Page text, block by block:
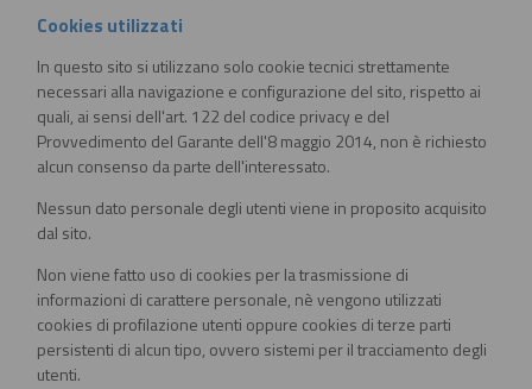
Cookies utilizzati
In questo sito si utilizzano solo cookie tecnici strettamente
necessari alla navigazione e configurazione del sito, rispetto ai
quali, ai sensi dell'art. 122 del codice privacy e del
Provvedimento del Garante dell'8 maggio 2014, non è richiesto
alcun consenso da parte dell'interessato.
Nessun dato personale degli utenti viene in proposito acquisito
dal sito.
Non viene fatto uso di cookies per la trasmissione di
informazioni di carattere personale, nè vengono utilizzati
cookies di profilazione utenti oppure cookies di terze parti
persistenti di alcun tipo, ovvero sistemi per il tracciamento degli
utenti.